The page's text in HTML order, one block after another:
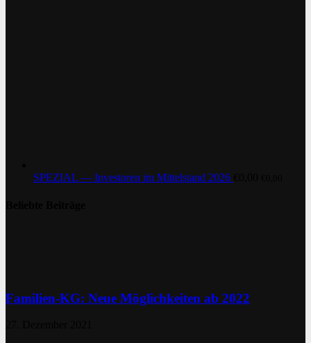
SPEZIAL — Investoren im Mittelstand 2026
Familien-KG: Neue Möglichkeiten ab 2022